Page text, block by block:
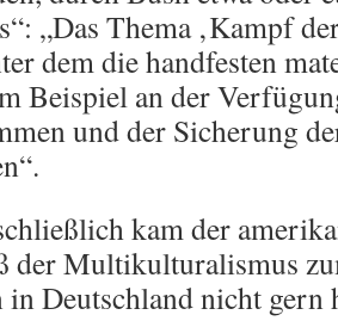
„Das Thema ‚Kampf
dem die handfesten
Beispiel an der
und der Sicherung
kam der
der Multikulturalismus
in Deutschland nicht